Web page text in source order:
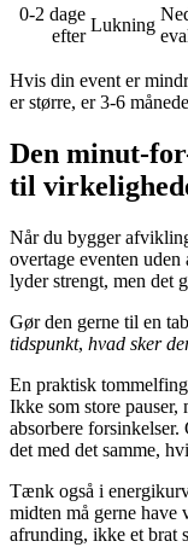
0-2 dage
efter
Lukning
Hvis din event er
er større, er 3-6
Den minut-
til
Når du bygger
overtage eventen
lyder strengt, men det
Gør den gerne til en
tidspunkt, hvad sker
En praktisk
Ikke som store pauser,
absorbere
det med det samme,
Tænk også i
midten må gerne have
afrunding, ikke et brat